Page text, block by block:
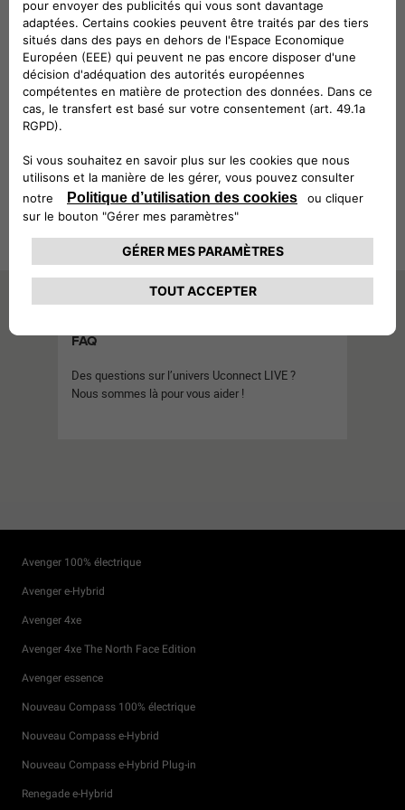
l’application pour avoir votre univers
numérique toujours à portée de main
: vous pourrez contrôler le niveau de
carburant et la pression des
pneumatiques ou réduire la
consommation de carburant en
FAQ
Des questions sur l’univers Uconnect LIVE ?
Nous sommes là pour vous aider !
Avenger 100% électrique
Avenger e-Hybrid
Avenger 4xe
Avenger 4xe The North Face Edition
Avenger essence
Nouveau Compass 100% électrique
Nouveau Compass e-Hybrid
Nouveau Compass e-Hybrid Plug-in
Renegade e-Hybrid